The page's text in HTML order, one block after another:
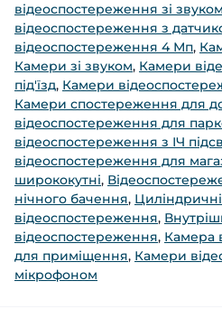
відеоспостереження зі звуком
відеоспостереження з
відеоспостереження 4 Мп,
Камери зі звуком, Камери
під'їзд, Камери
Камери спостереження для
відеоспостереження для
відеоспостереження з ІЧ
відеоспостереження для
ширококутні,
нічного бачення,
відеоспостереження,
відеоспостереження, Камера
для приміщення, Камери
мікрофоном